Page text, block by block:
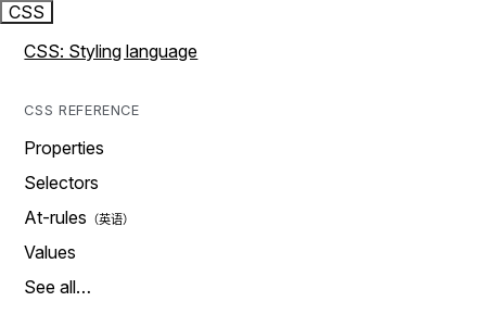
CSS
CSS: Styling language
CSS REFERENCE
Properties
Selectors
At-rules
Values
See all…